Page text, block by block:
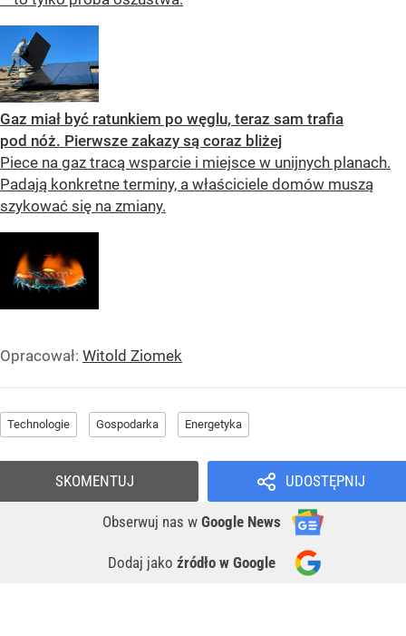
Gaz miał być ratunkiem po węglu, teraz sam trafia
pod nóż. Pierwsze zakazy są coraz bliżej
Piece na gaz tracą wsparcie i miejsce w unijnych planach.
Padają konkretne terminy, a właściciele domów muszą
szykować się na zmiany.
Opracował: Witold Ziomek
Technologie Gospodarka Energetyka
UDOSTĘPNIJ
Obserwuj nas w Google News
Dodaj jako źródło w Google
SKOMENTUJ